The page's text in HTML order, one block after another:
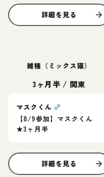
詳細を見る
雑種（ミックス猫）
3ヶ月半 / 関東
マスクくん ♂
【8/9参加】マスクくん
★3ヶ月半
詳細を見る